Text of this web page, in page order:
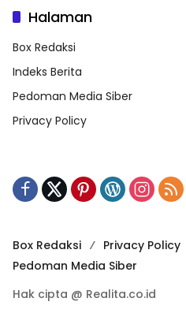
Halaman
Box Redaksi
Indeks Berita
Pedoman Media Siber
Privacy Policy
Box Redaksi Privacy Policy
Pedoman Media Siber
Hak cipta @ Realita.co.id